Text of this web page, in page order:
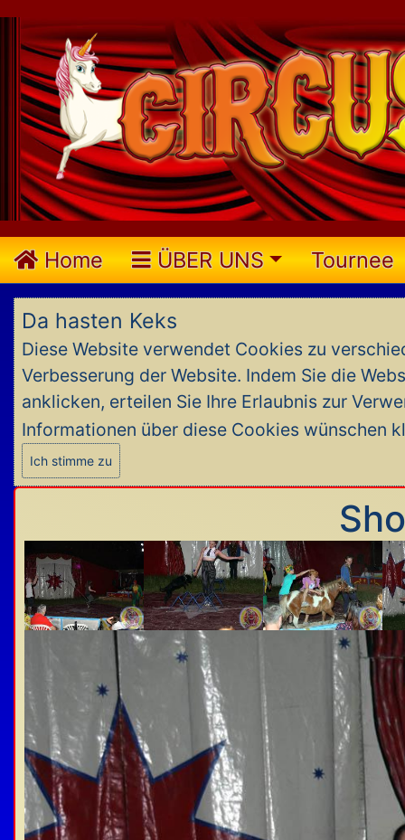
Home ÜBER UNS Tournee
Da hasten Keks
Diese Website verwendet Cookies zu
Verbesserung der Website. Indem Sie die
anklicken, erteilen Sie Ihre Erlaubnis zur
Informationen über diese Cookies wünschen
Ich stimme zu